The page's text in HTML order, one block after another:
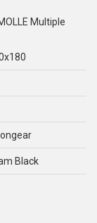
Multiple
Black